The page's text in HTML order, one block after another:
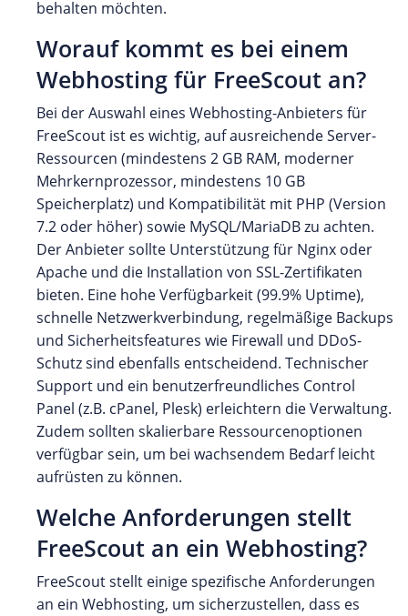
behalten möchten.
Worauf kommt es bei einem
Webhosting für FreeScout an?
Bei der Auswahl eines Webhosting-Anbieters für
FreeScout ist es wichtig, auf ausreichende Server-
Ressourcen (mindestens 2 GB RAM, moderner
Mehrkernprozessor, mindestens 10 GB
Speicherplatz) und Kompatibilität mit PHP (Version
7.2 oder höher) sowie MySQL/MariaDB zu achten.
Der Anbieter sollte Unterstützung für Nginx oder
Apache und die Installation von SSL-Zertifikaten
bieten. Eine hohe Verfügbarkeit (99.9% Uptime),
schnelle Netzwerkverbindung, regelmäßige Backups
und Sicherheitsfeatures wie Firewall und DDoS-
Schutz sind ebenfalls entscheidend. Technischer
Support und ein benutzerfreundliches Control
Panel (z.B. cPanel, Plesk) erleichtern die Verwaltung.
Zudem sollten skalierbare Ressourcenoptionen
verfügbar sein, um bei wachsendem Bedarf leicht
aufrüsten zu können.
Welche Anforderungen stellt
FreeScout an ein Webhosting?
FreeScout stellt einige spezifische Anforderungen
an ein Webhosting, um sicherzustellen, dass es